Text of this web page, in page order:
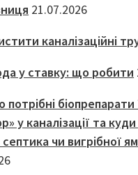
21.07.2026
каналізаційні
у ставку: що робити
потрібні
у каналізації та
септика чи вигрібної